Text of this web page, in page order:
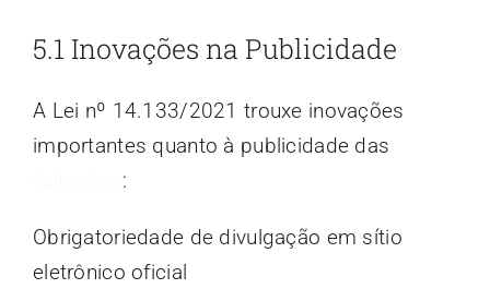
5.1 Inovações na Publicidade
A Lei nº 14.133/2021 trouxe inovações
importantes quanto à publicidade das
:
Obrigatoriedade de divulgação em sítio
eletrônico oficial